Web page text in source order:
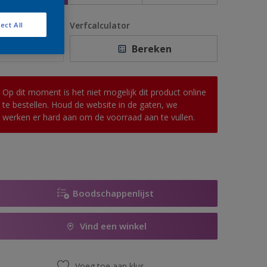
Verfcalculator
Bereken
Op dit moment is het niet mogelijk dit product online
te bestellen. Houd de website in de gaten, we
werken er hard aan om de voorraad aan te vullen.
Boodschappenlijst
Vind een winkel
All